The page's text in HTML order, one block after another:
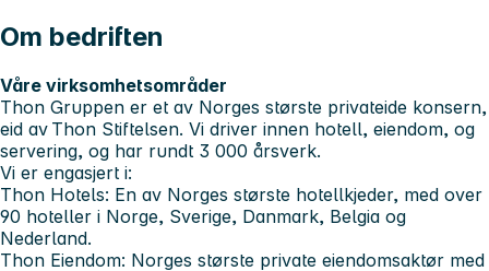
Om bedriften
Våre virksomhetsområder
Thon Gruppen er et av Norges største privateide konsern,
eid av Thon Stiftelsen. Vi driver innen hotell, eiendom, og
servering, og har rundt 3 000 årsverk.
Vi er engasjert i:
Thon Hotels: En av Norges største hotellkjeder, med over
90 hoteller i Norge, Sverige, Danmark, Belgia og
Nederland.
Thon Eiendom: Norges største private eiendomsaktør med